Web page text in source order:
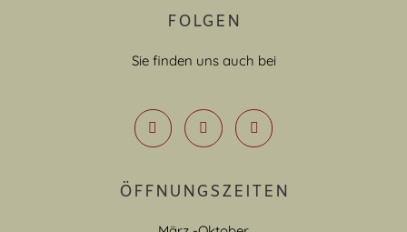
FOLGEN
Sie finden uns auch bei
ÖFFNUNGSZEITEN